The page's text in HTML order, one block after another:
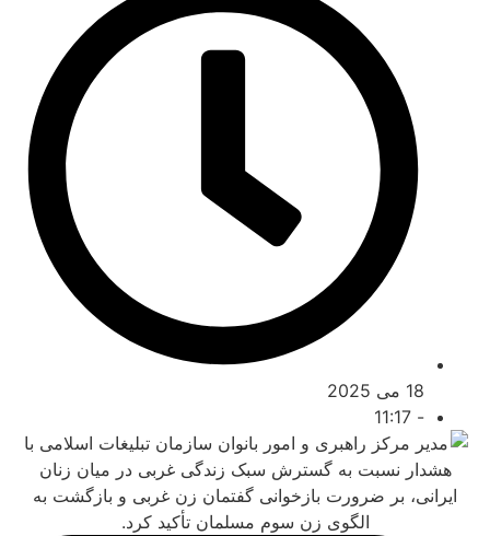
11:17